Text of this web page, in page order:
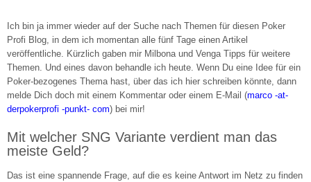
Ich bin ja immer wieder auf der Suche nach Themen für diesen Poker
Profi Blog, in dem ich momentan alle fünf Tage einen Artikel
veröffentliche. Kürzlich gaben mir Milbona und Venga Tipps für weitere
Themen. Und eines davon behandle ich heute. Wenn Du eine Idee für ein
Poker-bezogenes Thema hast, über das ich hier schreiben könnte, dann
melde Dich doch mit einem Kommentar oder einem E-Mail (marco -at-
derpokerprofi -punkt- com) bei mir!
Mit welcher SNG Variante verdient man das
meiste Geld?
Das ist eine spannende Frage, auf die es keine Antwort im Netz zu finden